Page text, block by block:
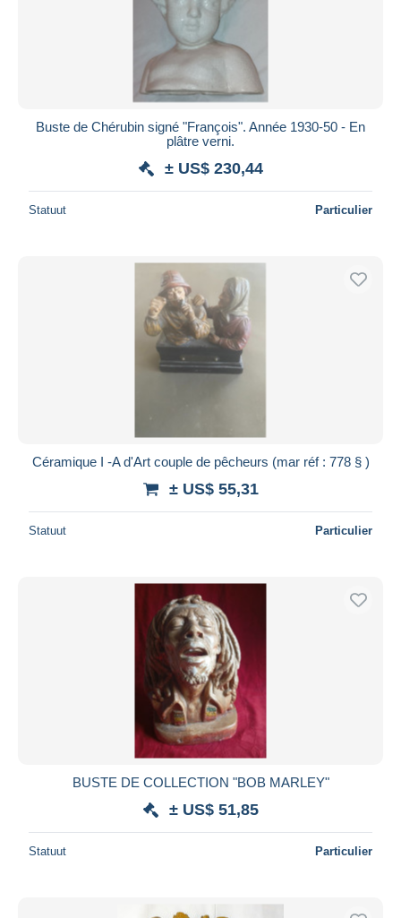
Buste de Chérubin signé "François". Année 1930-50 - En
plâtre verni.
± US$ 230,44
Statuut Particulier
Céramique I -A d'Art couple de pêcheurs (mar réf : 778 § )
± US$ 55,31
Statuut Particulier
BUSTE DE COLLECTION "BOB MARLEY"
± US$ 51,85
Statuut Particulier